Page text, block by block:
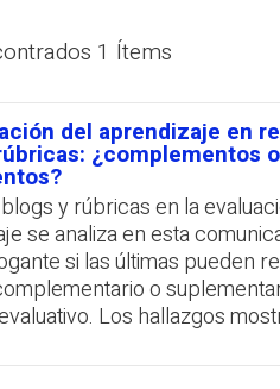
1 Ítems
del aprendizaje en
¿complementos o
y rúbricas en la
se analiza en esta
si las últimas pueden
o
Los hallazgos
de rúbricas como
los beneficios de